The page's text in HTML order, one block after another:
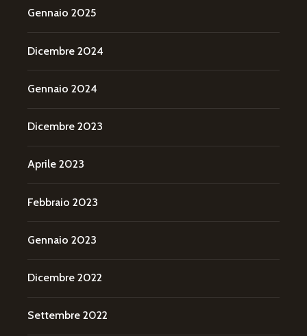
Gennaio 2025
Dicembre 2024
Gennaio 2024
Dicembre 2023
Aprile 2023
Febbraio 2023
Gennaio 2023
Dicembre 2022
Settembre 2022